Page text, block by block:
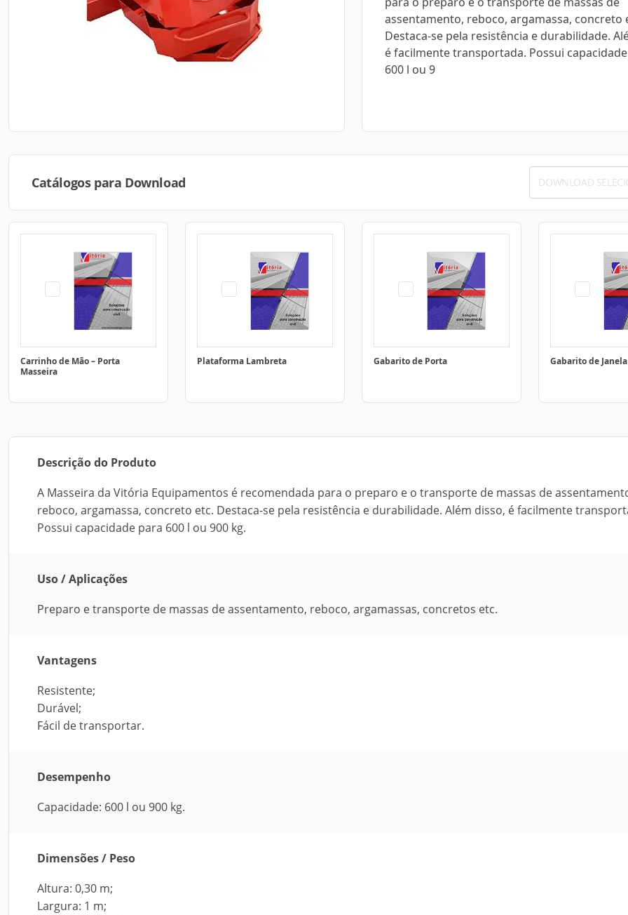
assentamento, reboco, argamassa, concreto
Destaca-se pela resistência e durabilidade.
é facilmente transportada. Possui
600 l ou 9
Catálogos para Download DOWNLOAD
Carrinho de Mão – Porta
Masseira
Plataforma Lambreta Gabarito de Porta Gabarito de Janela
Descrição do Produto
A Masseira da Vitória Equipamentos é recomendada para o preparo e o transporte de massas de
reboco, argamassa, concreto etc. Destaca-se pela resistência e durabilidade. Além disso, é facilmente
Possui capacidade para 600 l ou 900 kg.
Uso / Aplicações
Preparo e transporte de massas de assentamento, reboco, argamassas, concretos etc.
Vantagens
Resistente;
Durável;
Fácil de transportar.
Desempenho
Capacidade: 600 l ou 900 kg.
Dimensões / Peso
Altura: 0,30 m;
Largura: 1 m;